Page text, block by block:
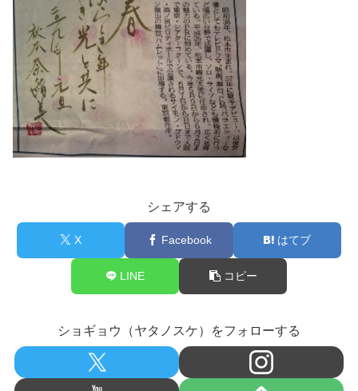
シェアする
X Facebook はてブ
LINE コピー
ショギョウ（ヤタノスケ）をフォローする